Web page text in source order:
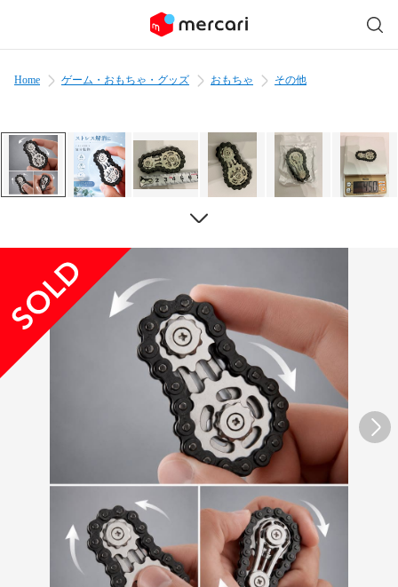
Home ゲーム・おもちゃ・グッズ おもちゃ その他